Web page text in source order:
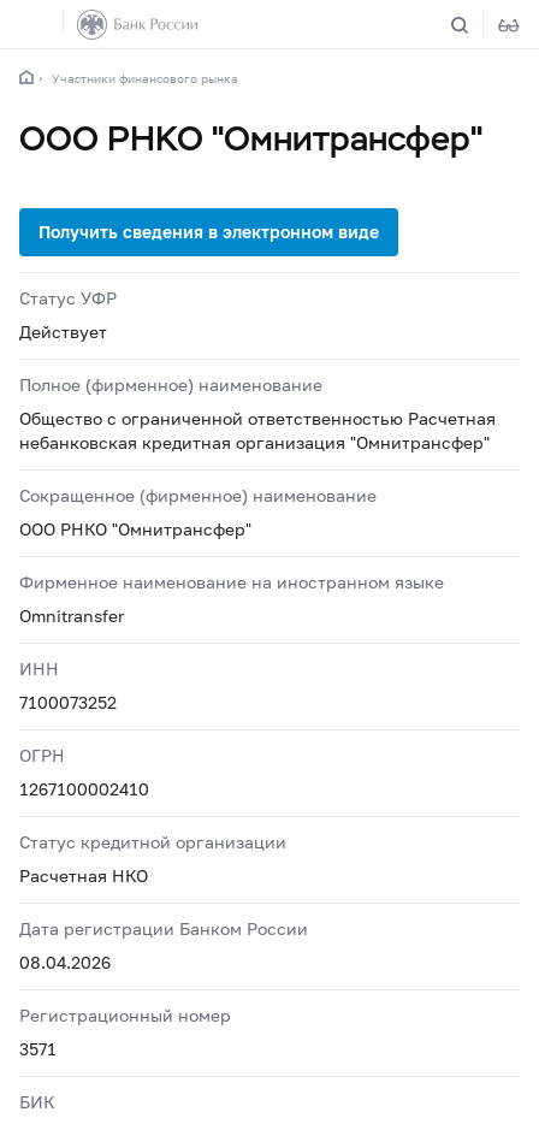
Участники финансового рынка
ООО РНКО "Омнитрансфер"
Статус УФР
Действует
Полное (фирменное) наименование
Общество с ограниченной ответственностью Расчетная
небанковская кредитная организация "Омнитрансфер"
Сокращенное (фирменное) наименование
ООО РНКО "Омнитрансфер"
Фирменное наименование на иностранном языке
Omnitransfer
ИНН
7100073252
ОГРН
1267100002410
Статус кредитной организации
Расчетная НКО
Дата регистрации Банком России
08.04.2026
Регистрационный номер
3571
БИК